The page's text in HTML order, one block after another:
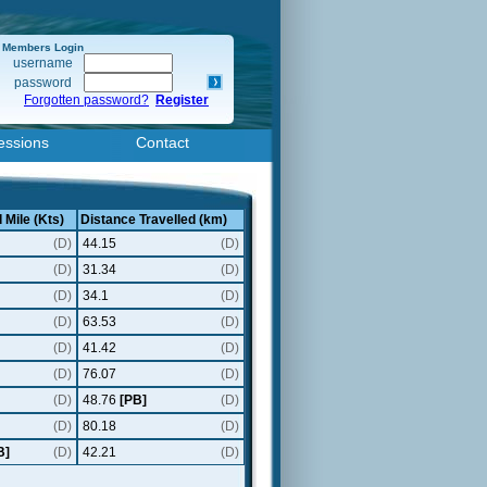
Members Login
username
password
Forgotten password? Register
Contact
Mile (Kts)
Distance Travelled (km)
(D) 44.15
(D)
(D) 31.34
(D)
(D) 34.1
(D)
(D) 63.53
(D)
(D) 41.42
(D)
(D) 76.07
(D)
(D) 48.76 [PB]
(D)
(D) 80.18
(D)
(D) 42.21
(D)